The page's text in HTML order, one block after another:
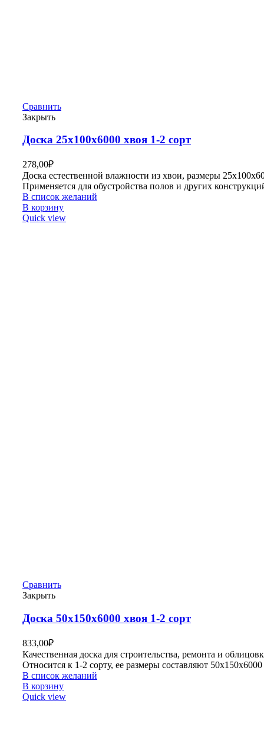
Сравнить
Закрыть
Доска 25х100х6000 хвоя 1-2 сорт
278,00₽
Доска естественной влажности из хвои, размеры
Применяется для обустройства полов и других
В список желаний
В корзину
Quick view
Сравнить
Закрыть
Доска 50х150х6000 хвоя 1-2 сорт
833,00₽
Качественная доска для строительства, ремонта и
Относится к 1-2 сорту, ее размеры составляют
В список желаний
В корзину
Quick view